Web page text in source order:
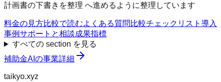
計画書の下書きを整理 へ進めるように整理しています
料金の見方比較で読むよくある質問 比較チェックリスト 導入
事例サポートと相談成果指標
すべての section を見る
補助金AI の事業詳細
taikyo.xyz